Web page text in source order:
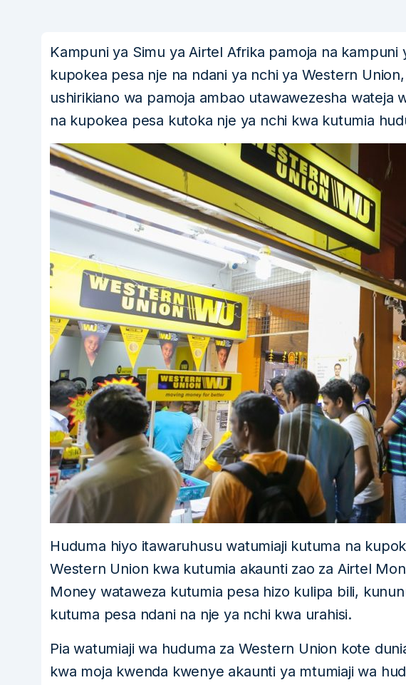
Kampuni ya Simu ya Airtel Afrika pamoja na
kupokea pesa nje na ndani ya nchi ya Western
ushirikiano wa pamoja ambao utawawezesha wateja
na kupokea pesa kutoka nje ya nchi kwa kutumia
Huduma hiyo itawaruhusu watumiaji kutuma na
Western Union kwa kutumia akaunti zao za Airtel
Money wataweza kutumia pesa hizo kulipa bili,
kutuma pesa ndani na nje ya nchi kwa urahisi.
Pia watumiaji wa huduma za Western Union kote
kwa moja kwenda kwenye akaunti ya mtumiaji wa